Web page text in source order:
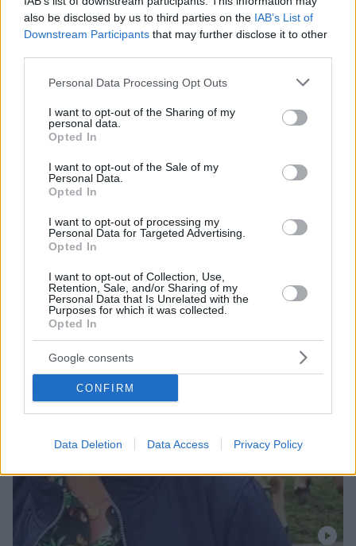
also be disclosed by us to third parties on the IAB’s List of
Downstream Participants that may further disclose it to other
Please note that this website/app uses one or more Google
not limited to your visit or usage behaviour. You may click to
grant or deny consent to Google and its third-party tags to
use your data for below specified purposes in below Google
consent section.
Personal Data Processing Opt Outs
I want to opt-out of the Sharing of my
personal data.
Opted In
I want to opt-out of the Sale of my
Personal Data.
Opted In
I want to opt-out of processing my
Personal Data for Targeted Advertising.
Opted In
I want to opt-out of Collection, Use,
Retention, Sale, and/or Sharing of my
Personal Data that Is Unrelated with the
Purposes for which it was collected.
Opted In
Google consents
CONFIRM
Data Deletion Data Access Privacy Policy
Νότια Αφρική: Η αλμπίνα ελεφαντίνα που επέζησε από
παγίδα, τώρα συμβιώνει με άλλους ελέφαντες (βίντεο)
Είναι η «Κανίσα» και ανήκει σε ένα σπάνιο είδος
ελεφάντων
28.05.2021, 14:56